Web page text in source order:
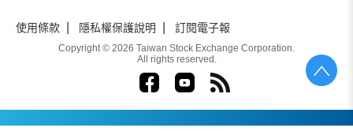
使用條款 隱私權保護說明 訂閱電子報
Copyright © 2026 Taiwan Stock Exchange Corporation.
All rights reserved.